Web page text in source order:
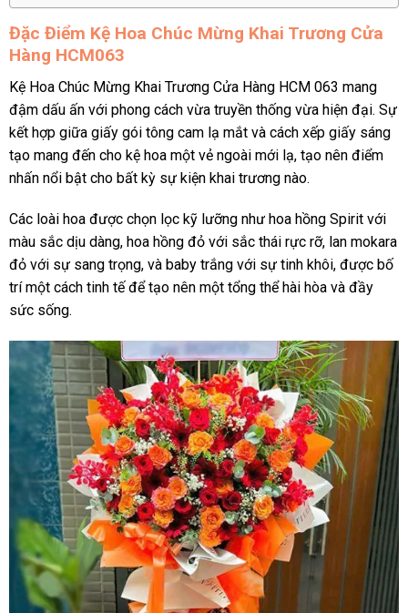
Đặc Điểm Kệ Hoa Chúc Mừng Khai Trương Cửa
Hàng HCM063
Kệ Hoa Chúc Mừng Khai Trương Cửa Hàng HCM 063 mang
đậm dấu ấn với phong cách vừa truyền thống vừa hiện đại. Sự
kết hợp giữa giấy gói tông cam lạ mắt và cách xếp giấy sáng
tạo mang đến cho kệ hoa một vẻ ngoài mới lạ, tạo nên điểm
nhấn nổi bật cho bất kỳ sự kiện khai trương nào.
Các loài hoa được chọn lọc kỹ lưỡng như hoa hồng Spirit với
màu sắc dịu dàng, hoa hồng đỏ với sắc thái rực rỡ, lan mokara
đỏ với sự sang trọng, và baby trắng với sự tinh khôi, được bố
trí một cách tinh tế để tạo nên một tổng thể hài hòa và đầy
sức sống.